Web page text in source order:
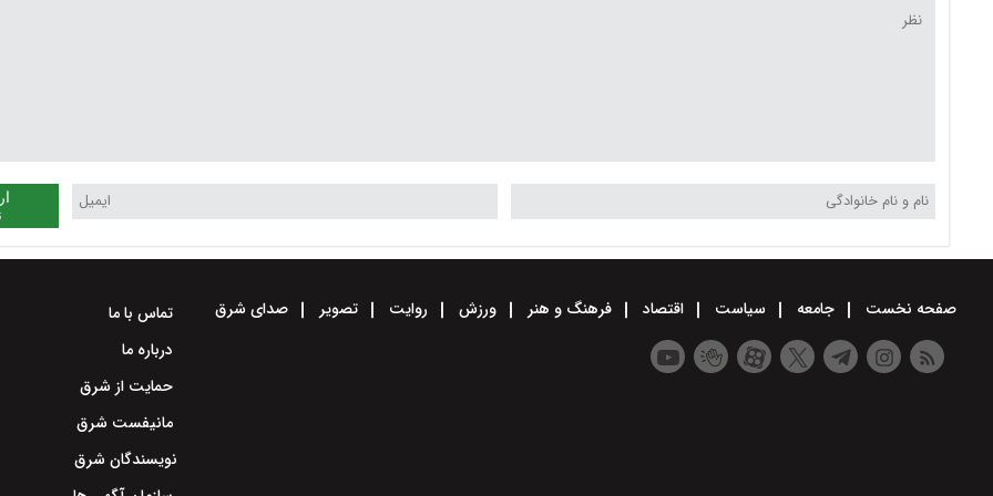
صفحه نخست جامعه سیاست اقتصاد فرهنگ و هنر ورزش روایت تصویر صدای شرق
تماس با ما
درباره ما
حمایت از شرق
مانیفست شرق
نویسندگان شرق